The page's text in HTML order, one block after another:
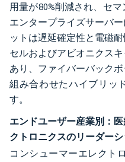
用量が80%削減され、セ
エンタープライズサーバ
ットは遅延確定性と電磁
セルおよびアビオニクス
あり、ファイバーバック
組み合わせたハイブリッ
す。
エンドユーザー産業別：
クトロニクスのリーダー
コンシューマーエレクト